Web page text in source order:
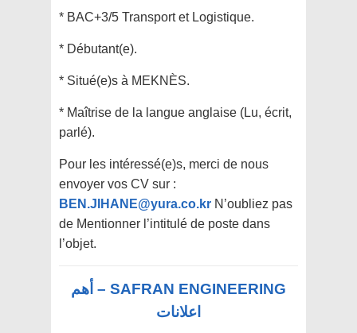
* BAC+3/5 Transport et Logistique.
* Débutant(e).
* Situé(e)s à MEKNÈS.
* Maîtrise de la langue anglaise (Lu, écrit,
parlé).
Pour les intéressé(e)s, merci de nous
envoyer vos CV sur :
BEN.JIHANE@yura.co.kr N’oubliez pas
de Mentionner l’intitulé de poste dans
l’objet.
SAFRAN ENGINEERING – أهم
اعلانات